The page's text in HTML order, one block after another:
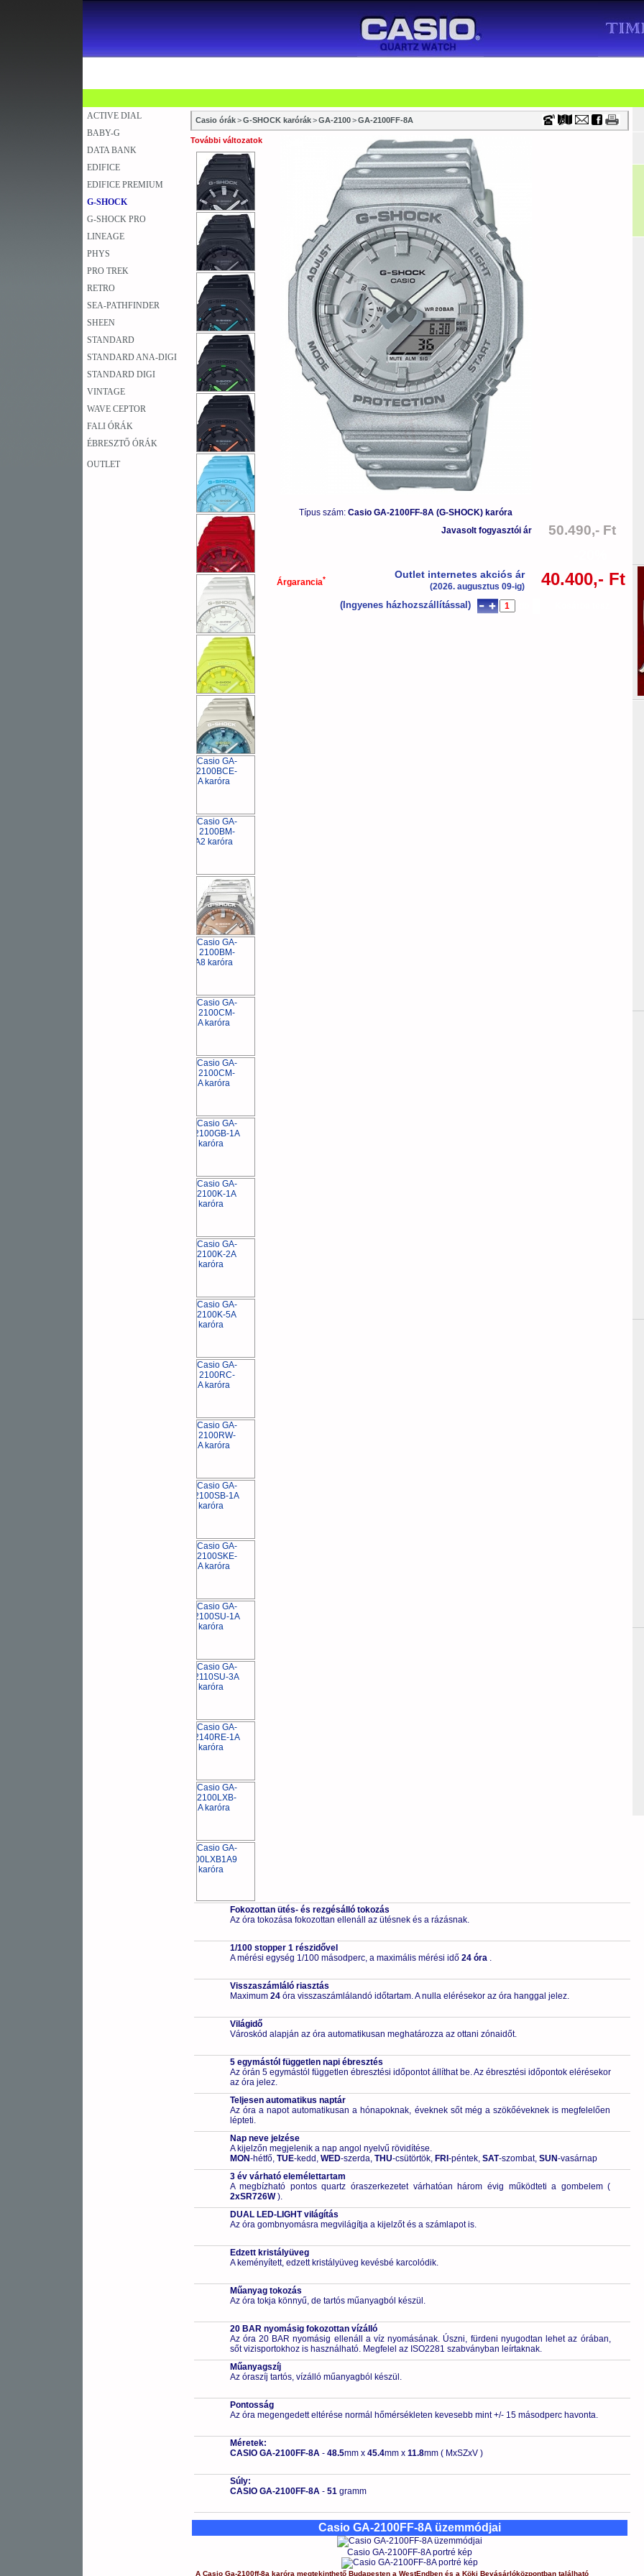
Timecenter
ACTIVE DIAL
BABY-G
DATA BANK
EDIFICE
EDIFICE PREMIUM
G-SHOCK
G-SHOCK PRO
LINEAGE
PHYS
PRO TREK
RETRO
SEA-PATHFINDER
SHEEN
STANDARD
STANDARD ANA-DIGI
STANDARD DIGI
VINTAGE
WAVE CEPTOR
FALI ÓRÁK
ÉBRESZTŐ ÓRÁK
OUTLET
Casio órák > G-SHOCK karórák > GA-2100 > GA-2100FF-8A
További változatok
Típus szám: Casio GA-2100FF-8A (G-SHOCK) karóra
Javasolt fogyasztói ár
50.490,- Ft
Árgarancia* Outlet internetes akciós ár
(2026. augusztus 09-ig) 40.400,- Ft
(Ingyenes házhozszállítással)
Fokozottan ütés- és rezgésálló tokozás
Az óra tokozása fokozottan ellenáll az ütésnek és a rázásnak.
1/100 stopper 1 részidővel
A mérési egység 1/100 másodperc, a maximális mérési idő 24 óra .
Visszaszámláló riasztás
Maximum 24óra visszaszámlálandó időtartam. A nulla elérésekor az óra hanggal jelez.
Világidő
Városkód alapján az óra automatikusan meghatározza az ottani zónaidőt.
5 egymástól független napi ébresztés
Az órán 5 egymástól független ébresztési időpontot állíthat be. Az ébresztési időpontok elérésekor
az óra jelez.
Teljesen automatikus naptár
Az óra a napot automatikusan a hónapoknak, éveknek sőt még a szökőéveknek is megfelelően
lépteti.
Nap neve jelzése
A kijelzőn megjelenik a nap angol nyelvű rövidítése.
MON-hétfő, TUE-kedd, WED-szerda, THU-csütörtök, FRI -péntek, SAT-szombat, SUN-vasárnap
3 év várható elemélettartam
A megbízható pontos quartz óraszerkezetet várhatóan három évig működteti a gombelem (
2xSR726W).
DUAL LED-LIGHT világítás
Az óra gombnyomásra megvilágítja a kijelzőt és a számlapot is.
Edzett kristályüveg
A keményített, edzett kristályüveg kevésbé karcolódik.
Műanyag tokozás
Az óra tokja könnyű, de tartós műanyagból készül.
20 BAR nyomásig fokozottan vízálló
Az óra 20 BAR nyomásig ellenáll a víz nyomásának. Úszni, fürdeni nyugodtan lehet az órában,
sőt vizisportokhoz is használható. Megfelel az ISO2281 szabványban leírtaknak.
Műanyagszíj
Az óraszíj tartós, vízálló műanyagból készül.
Pontosság
Az óra megengedett eltérése normál hőmérsékleten kevesebb mint +/- 15 másodperc havonta.
Méretek:
CASIO GA-2100FF-8A- 48.5mm x 45.4mm x 11.8mm ( MxSZxV )
Súly:
CASIO GA-2100FF-8A- 51 gramm
Casio GA-2100FF-8A üzemmódjai
Casio GA-2100FF-8A portré kép
A Casio Ga-2100ff-8a karóra megtekinthető Budapesten a WestEndbenés a Köki Bevásárlóközpontbantalálható